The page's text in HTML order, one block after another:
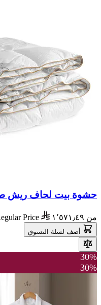
حشوة بيت لحاف ريش طبيعي
من ١٬٥٧١٫٤٩ Price
أضف لسلة التسوق
30%
30%